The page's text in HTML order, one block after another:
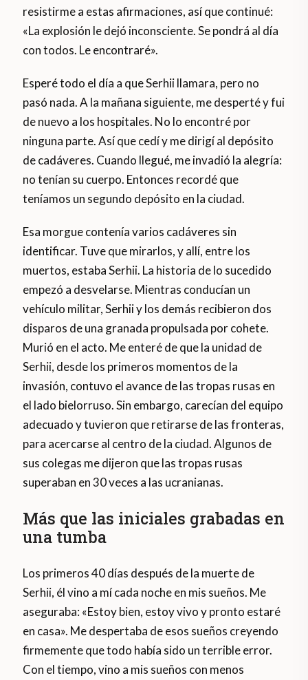
resistirme a estas afirmaciones, así que continué:
«La explosión le dejó inconsciente. Se pondrá al día
con todos. Le encontraré».
Esperé todo el día a que Serhii llamara, pero no
pasó nada. A la mañana siguiente, me desperté y fui
de nuevo a los hospitales. No lo encontré por
ninguna parte. Así que cedí y me dirigí al depósito
de cadáveres. Cuando llegué, me invadió la alegría:
no tenían su cuerpo. Entonces recordé que
teníamos un segundo depósito en la ciudad.
Esa morgue contenía varios cadáveres sin
identificar. Tuve que mirarlos, y allí, entre los
muertos, estaba Serhii. La historia de lo sucedido
empezó a desvelarse. Mientras conducían un
vehículo militar, Serhii y los demás recibieron dos
disparos de una granada propulsada por cohete.
Murió en el acto. Me enteré de que la unidad de
Serhii, desde los primeros momentos de la
invasión, contuvo el avance de las tropas rusas en
el lado bielorruso. Sin embargo, carecían del equipo
adecuado y tuvieron que retirarse de las fronteras,
para acercarse al centro de la ciudad. Algunos de
sus colegas me dijeron que las tropas rusas
superaban en 30 veces a las ucranianas.
Más que las iniciales grabadas en
una tumba
Los primeros 40 días después de la muerte de
Serhii, él vino a mí cada noche en mis sueños. Me
aseguraba: «Estoy bien, estoy vivo y pronto estaré
en casa». Me despertaba de esos sueños creyendo
firmemente que todo había sido un terrible error.
Con el tiempo, vino a mis sueños con menos